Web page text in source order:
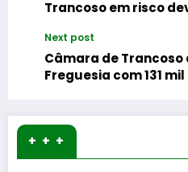
Trancoso em risco
Next post
Câmara de
Freguesia com 131
+ + +